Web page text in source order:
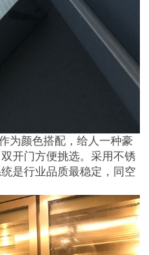
为颜色搭配，给人一种豪
开门方便挑选。采用不锈
是行业品质最稳定，同空